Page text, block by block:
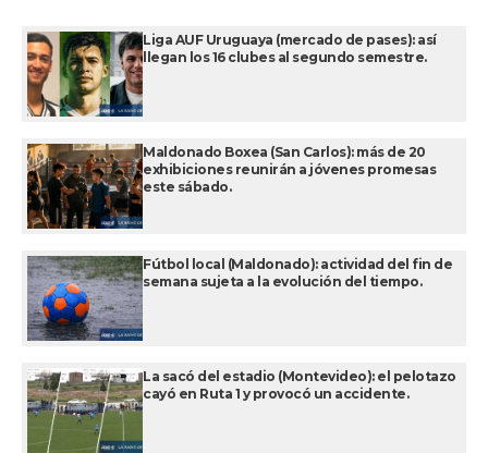
Liga AUF Uruguaya (mercado de pases): así
llegan los 16 clubes al segundo semestre.
Maldonado Boxea (San Carlos): más de 20
exhibiciones reunirán a jóvenes promesas
este sábado.
Fútbol local (Maldonado): actividad del fin de
semana sujeta a la evolución del tiempo.
La sacó del estadio (Montevideo): el pelotazo
cayó en Ruta 1 y provocó un accidente.